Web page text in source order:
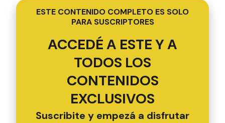
ESTE CONTENIDO COMPLETO ES SOLO
PARA SUSCRIPTORES
ACCEDÉ A ESTE Y A
TODOS LOS
CONTENIDOS
EXCLUSIVOS
Suscribite y empezá a disfrutar